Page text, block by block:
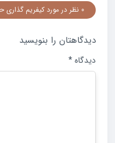
0 نظر در مورد کیفریم گذاری حرفه ای
دیدگاهتان را بنویسید
دیدگاه*